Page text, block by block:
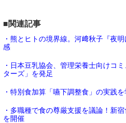
■関連記事
・熊とヒトの境界線。河﨑秋子『夜
感
・日本豆乳協会、管理栄養士向けコ
ターズ」を発足
・特別食加算「嚥下調整食」の実践
・多職種で食の尊厳支援を議論！新
を開催